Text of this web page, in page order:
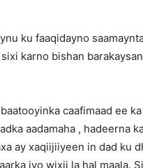
ku faaqidayno
karno bishan
caafimaad ee
aadamaha , hadeerna
ay xaqiijiiyeen in dad ku
iyo wixii la hal maala.